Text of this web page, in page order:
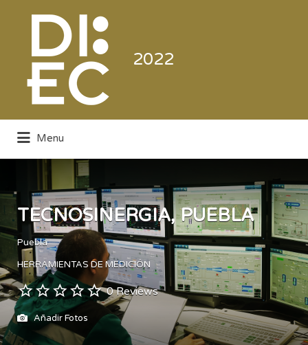
2022
Electrónica de Consumo y Comercial
Buscar
Menu
TECNOSINERGIA, PUEBLA
Puebla
HERRAMIENTAS DE MEDICIÓN
0 Reviews
Añadir Fotos